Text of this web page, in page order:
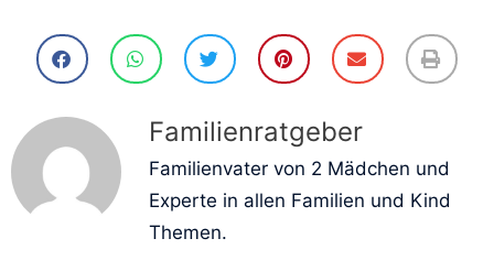
Familienratgeber
Familienvater von 2 Mädchen und
Experte in allen Familien und Kind
Themen.